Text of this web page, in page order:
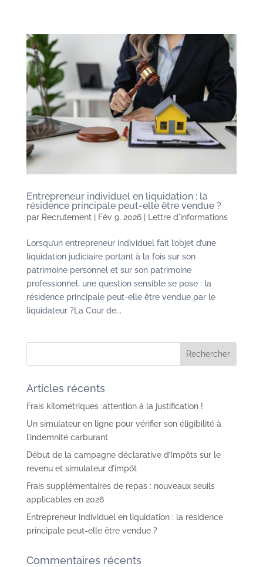
Entrepreneur individuel en liquidation : la
résidence principale peut-elle être vendue ?
par Recrutement| Fév 9, 2026| Lettre d'informations
Lorsqu’un entrepreneur individuel fait l’objet d’une
liquidation judiciaire portant à la fois sur son
patrimoine personnel et sur son patrimoine
professionnel, une question sensible se pose : la
résidence principale peut-elle être vendue par le
liquidateur ?La Cour de...
Articles récents
Frais kilométriques :attention à la justification !
Un simulateur en ligne pour vérifier son éligibilité à
l’indemnité carburant
Début de la campagne déclarative d’Impôts sur le
revenu et simulateur d’impôt
Frais supplémentaires de repas : nouveaux seuils
applicables en 2026
Entrepreneur individuel en liquidation : la résidence
principale peut-elle être vendue ?
Commentaires récents